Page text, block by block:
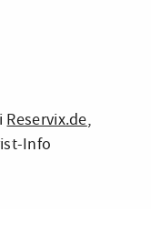
Reservix.de,
Info